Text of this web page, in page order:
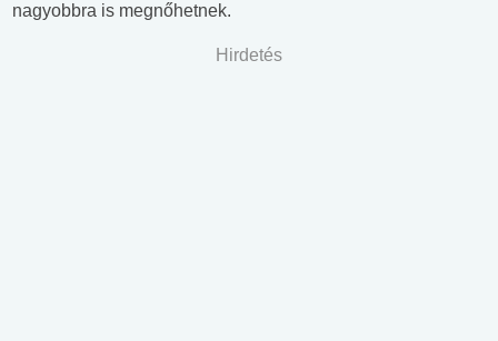
nagyobbra is megnőhetnek.
Hirdetés